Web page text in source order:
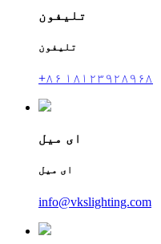
تلیفون
تلیفون
+۸۶ ۱۸۱۲۳۹۲۸۹۶۸
ای میل
ای میل
info@vkslighting.com